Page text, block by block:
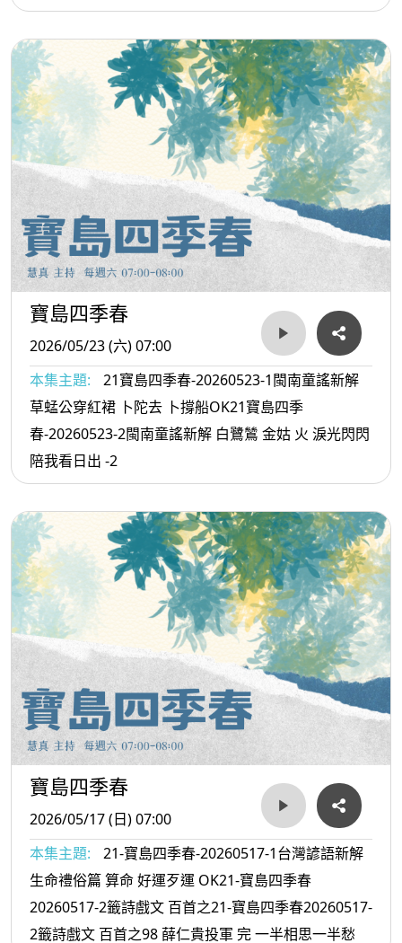
寶島四季春
2026/05/23 (六) 07:00
本集主題:
21寶島四季春-20260523-1閩南童謠新解
草蜢公穿紅裙 卜陀去 卜撐船OK21寶島四季
春-20260523-2閩南童謠新解 白鷺鷥 金姑 火 淚光閃閃
陪我看日出 -2
寶島四季春
2026/05/17 (日) 07:00
本集主題:
21-寶島四季春-20260517-1台灣諺語新解
生命禮俗篇 算命 好運歹運 OK21-寶島四季春
20260517-2籤詩戲文 百首之21-寶島四季春20260517-
2籤詩戲文 百首之98 薛仁貴投軍 完 一半相思一半愁